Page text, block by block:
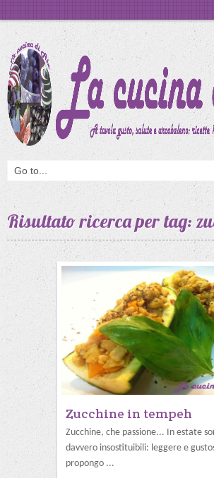
Risultato ricerca per tag:
Zucchine in tempeh
Zucchine, che passione... In estate
davvero insostituibili: leggere e
propongo ...